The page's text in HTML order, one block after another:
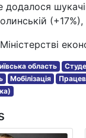
додалося
область
Мобілізація